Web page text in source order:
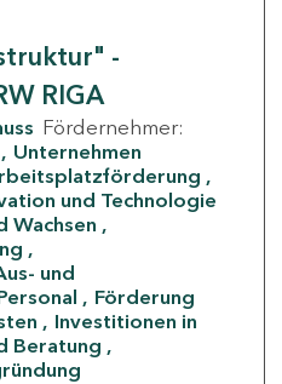
-
RIGA
Fördernehmer:
Unternehmen
und Technologie
Wachsen
und
Förderung
Investitionen in
Beratung